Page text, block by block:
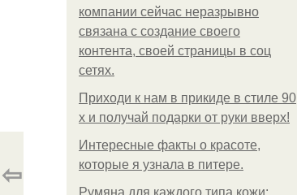
компании сейчас неразрывно
связана с создание своего
контента, своей страницы в соц
сетях.
Приходи к нам в прикиде в стиле 90
х и получай подарки от руки вверх!
Интересные факты о красоте,
которые я узнала в питере.
Румяна для каждого типа кожи:
⇦